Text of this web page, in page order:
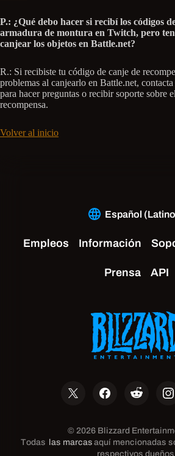
P.: ¿Qué debo hacer si recibí los códigos
armadura de montura en Twitch, pero
canjear los objetos en Battle.net?
R.: Si recibiste tu código de canje de
problemas al canjearlo en Battle.net,
para hacer preguntas o recibir soporte sobre
recompensa.
Volver al inicio